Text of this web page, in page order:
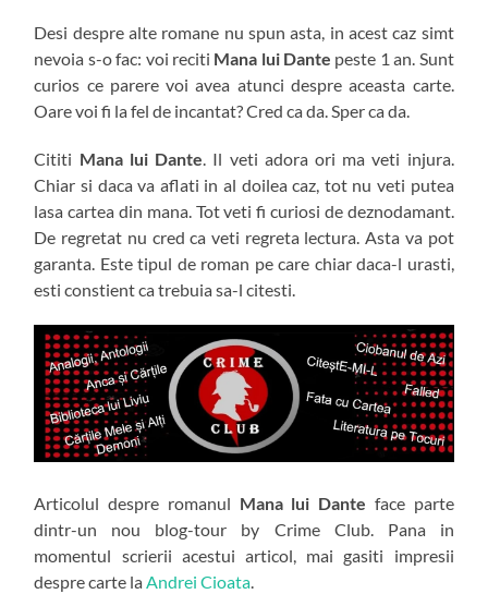
Desi despre alte romane nu spun asta, in acest caz simt
nevoia s-o fac: voi reciti Mana lui Dante peste 1 an. Sunt
curios ce parere voi avea atunci despre aceasta carte.
Oare voi fi la fel de incantat? Cred ca da. Sper ca da.
Cititi Mana lui Dante . Il veti adora ori ma veti injura.
Chiar si daca va aflati in al doilea caz, tot nu veti putea
lasa cartea din mana. Tot veti fi curiosi de deznodamant.
De regretat nu cred ca veti regreta lectura. Asta va pot
garanta. Este tipul de roman pe care chiar daca-l urasti,
esti constient ca trebuia sa-l citesti.
Articolul despre romanul Mana lui Dante face parte
dintr-un nou blog-tour by Crime Club. Pana in
momentul scrierii acestui articol, mai gasiti impresii
despre carte laAndrei Cioata.